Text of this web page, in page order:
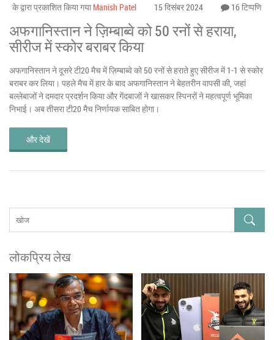
के द्वारा प्रकाशित किया गया Manish Patel 15 दिसंबर 2024 16 टिप्पणि
अफगानिस्तान ने ज़िम्बाब्वे को 50 रनों से हराया,
सीरीज में स्कोर बराबर किया
अफगानिस्तान ने दूसरे टी20 मैच में ज़िम्बाब्वे को 50 रनों से हराते हुए सीरीज में 1-1 से स्कोर
बराबर कर लिया। पहले मैच में हार के बाद अफगानिस्तान ने बेहतरीन वापसी की, जहां
बल्लेबाजों ने दमदार प्रदर्शन किया और गेंदबाजों ने खासकर स्पिनरों ने महत्वपूर्ण भूमिका
निभाई। अब तीसरा टी20 मैच निर्णायक साबित होगा।
और देखें
लोकप्रिय लेख